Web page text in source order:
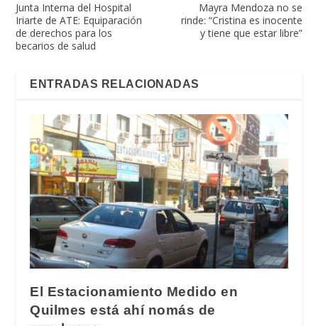
Junta Interna del Hospital
Iriarte de ATE: Equiparación
de derechos para los
becarios de salud
Mayra Mendoza no se
rinde: “Cristina es inocente
y tiene que estar libre”
ENTRADAS RELACIONADAS
El Estacionamiento Medido en
Quilmes está ahí nomás de